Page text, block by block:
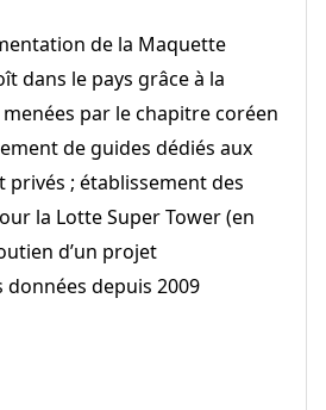
de la Maquette
dans le pays grâce à la
par le chapitre coréen
de guides dédiés aux
privés ; établissement des
la Lotte Super Tower (en
d’un projet
données depuis 2009